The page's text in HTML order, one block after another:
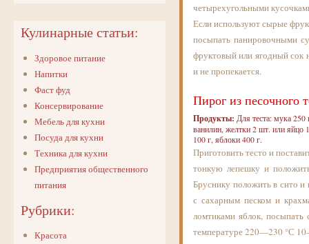
Кулинарные статьи:
Здоровое питание
Напитки
Фаст фуд
Консервирование
Мебель для кухни
Посуда для кухни
Техника для кухни
Предприятия общественного
питания
Рубрики:
Красота
четырехугольными
Если используют сырые
посыпать панировочными
фруктовый или ягодный сок
и не пропекается.
Пирог из песочного
Продукты: Для теста: мука 250
ванилин, желтки 2 шт. или яйцо
100 г, яблоки 400 г.
Приготовить тесто и
тонкую лепешку и
Бруснику положить в сито
с сахарным песком и
ломтиками яблок,
температуре 220—230 °С